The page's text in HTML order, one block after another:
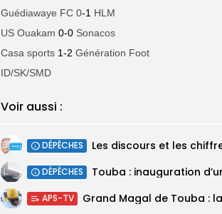
Guédiawaye FC 0-1 HLM
US Ouakam 0-0 Sonacos
Casa sports 1-2 Génération Foot
ID/SK/SMD
Voir aussi :
DÉPÊCHES
DÉPÊCHES
APS-TV